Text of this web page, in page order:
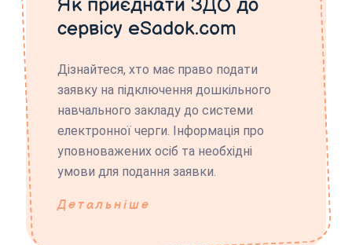
Як приєднати ЗДО до
сервісу eSadok.com
Дізнайтеся, хто має право подати
заявку на підключення дошкільного
навчального закладу до системи
електронної черги. Інформація про
уповноважених осіб та необхідні
умови для подання заявки.
Детальніше